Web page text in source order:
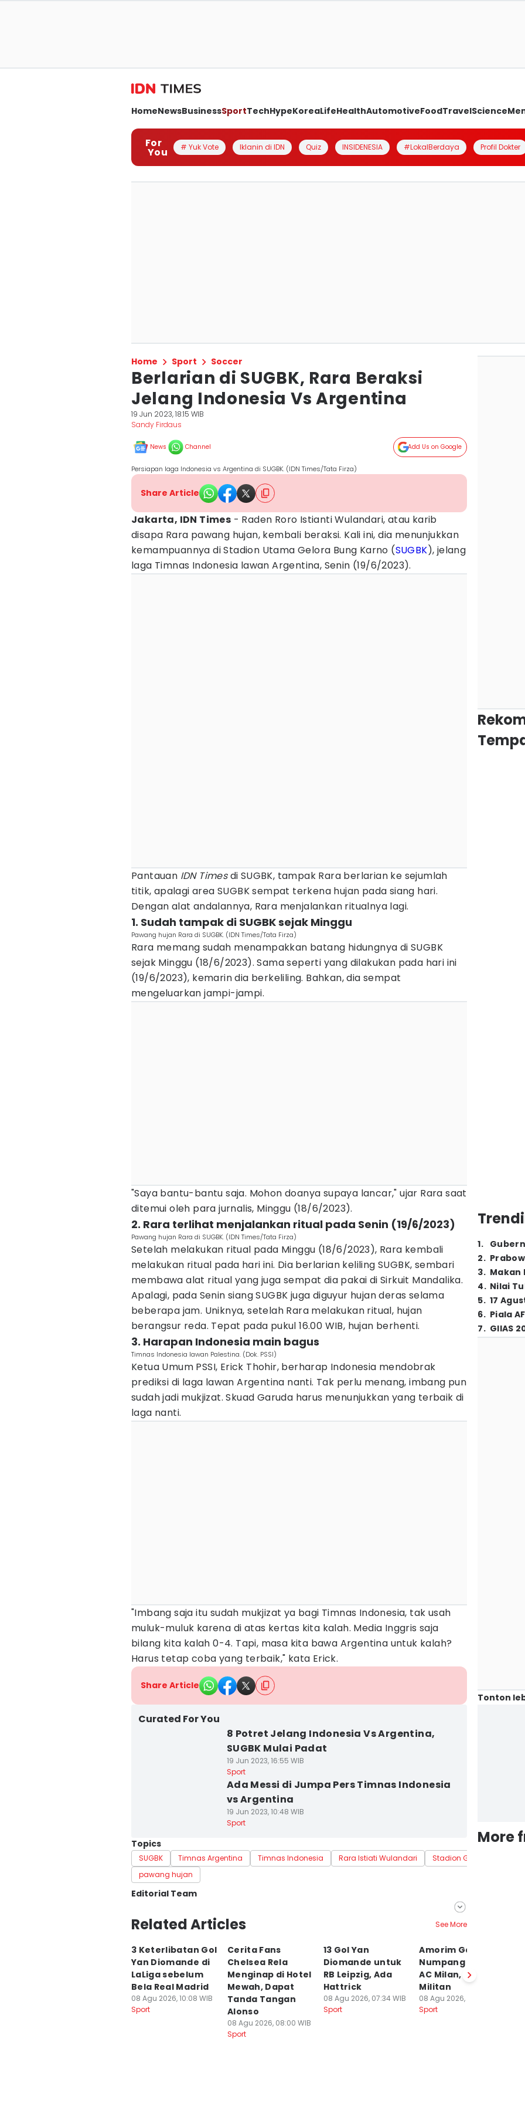
HomeNewsBusinessSportTechHypeKoreaLifeHealthAutomotiveFoodTravelScience
For
You # Yuk Vote Iklanin di IDN Quiz INSIDENESIA #LokalBerdaya Profil Dokter
Home Sport Soccer
Berlarian di SUGBK, Rara Beraksi
Jelang Indonesia Vs Argentina
19 Jun 2023, 18:15 WIB
Sandy Firdaus
News Channel Add Us on Google
Persiapan laga Indonesia vs Argentina di SUGBK. (IDN Times/Tata Firza)
Share Article
Jakarta, IDN Times - Raden Roro Istianti Wulandari, atau karib
disapa Rara pawang hujan, kembali beraksi. Kali ini, dia menunjukkan
kemampuannya di Stadion Utama Gelora Bung Karno (SUGBK), jelang
laga Timnas Indonesia lawan Argentina, Senin (19/6/2023).
Pantauan IDN Timesdi SUGBK, tampak Rara berlarian ke sejumlah
titik, apalagi area SUGBK sempat terkena hujan pada siang hari.
Dengan alat andalannya, Rara menjalankan ritualnya lagi.
1. Sudah tampak di SUGBK sejak Minggu
Pawang hujan Rara di SUGBK. (IDN Times/Tata Firza)
Rara memang sudah menampakkan batang hidungnya di SUGBK
sejak Minggu (18/6/2023). Sama seperti yang dilakukan pada hari ini
(19/6/2023), kemarin dia berkeliling. Bahkan, dia sempat
mengeluarkan jampi-jampi.
"Saya bantu-bantu saja. Mohon doanya supaya lancar," ujar Rara saat
ditemui oleh para jurnalis, Minggu (18/6/2023).
2. Rara terlihat menjalankan ritual pada Senin (19/6/2023)
Pawang hujan Rara di SUGBK. (IDN Times/Tata Firza)
Setelah melakukan ritual pada Minggu (18/6/2023), Rara kembali
melakukan ritual pada hari ini. Dia berlarian keliling SUGBK, sembari
membawa alat ritual yang juga sempat dia pakai di Sirkuit Mandalika.
Apalagi, pada Senin siang SUGBK juga diguyur hujan deras selama
beberapa jam. Uniknya, setelah Rara melakukan ritual, hujan
berangsur reda. Tepat pada pukul 16.00 WIB, hujan berhenti.
3. Harapan Indonesia main bagus
Timnas Indonesia lawan Palestina. (Dok. PSSI)
Ketua Umum PSSI, Erick Thohir, berharap Indonesia mendobrak
prediksi di laga lawan Argentina nanti. Tak perlu menang, imbang pun
sudah jadi mukjizat. Skuad Garuda harus menunjukkan yang terbaik di
laga nanti.
"Imbang saja itu sudah mukjizat ya bagi Timnas Indonesia, tak usah
muluk-muluk karena di atas kertas kita kalah. Media Inggris saja
bilang kita kalah 0-4. Tapi, masa kita bawa Argentina untuk kalah?
Harus tetap coba yang terbaik," kata Erick.
Share Article
Curated For You
8 Potret Jelang Indonesia Vs Argentina,
SUGBK Mulai Padat
19 Jun 2023, 16:55 WIB
Sport
Ada Messi di Jumpa Pers Timnas Indonesia
vs Argentina
19 Jun 2023, 10:48 WIB
Sport
Topics
SUGBK Timnas Argentina Timnas Indonesia Rara Istiati Wulandari Stadion Gelora Bung
pawang hujan
Editorial Team
Editor
Satria Permana
Editor
Sandy Firdaus
Related Articles See More
3 Keterlibatan Gol
Yan Diomande di
LaLiga sebelum
Bela Real Madrid
08 Agu 2026, 10:08 WIB
Sport
Cerita Fans
Chelsea Rela
Menginap di Hotel
Mewah, Dapat
Tanda Tangan
Alonso
08 Agu 2026, 08:00 WIB
Sport
13 Gol Yan
Diomande untuk
RB Leipzig, Ada
Hattrick
08 Agu 2026, 07:34 WIB
Sport
Amorim Gak Mau
Numpang Lewat di
AC Milan, Janji
Militan
08 Agu 2026, 07:30 WIB
Sport
1.
2.
3. Makan
4. Nilai
5. 17
6. Piala
7. GIIAS
Tonton
More